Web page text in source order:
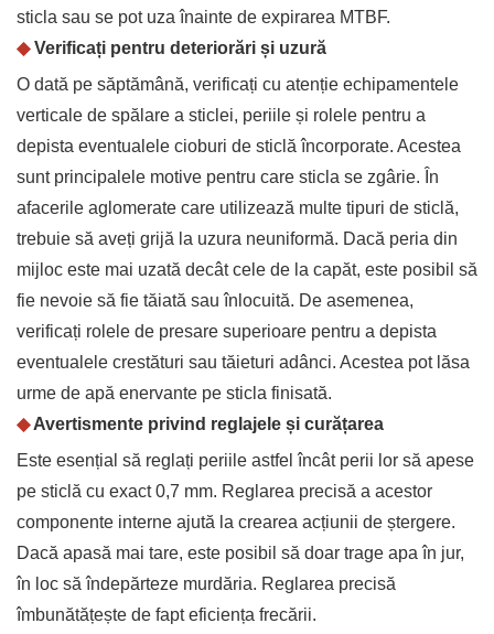
sticla sau se pot uza înainte de expirarea MTBF.
◆Verificați pentru deteriorări și uzură
O dată pe săptămână, verificați cu atenție echipamentele
verticale de spălare a sticlei, periile și rolele pentru a
depista eventualele cioburi de sticlă încorporate. Acestea
sunt principalele motive pentru care sticla se zgârie. În
afacerile aglomerate care utilizează multe tipuri de sticlă,
trebuie să aveți grijă la uzura neuniformă. Dacă peria din
mijloc este mai uzată decât cele de la capăt, este posibil să
fie nevoie să fie tăiată sau înlocuită. De asemenea,
verificați rolele de presare superioare pentru a depista
eventualele crestături sau tăieturi adânci. Acestea pot lăsa
urme de apă enervante pe sticla finisată.
◆Avertismente privind reglajele și curățarea
Este esențial să reglați periile astfel încât perii lor să apese
pe sticlă cu exact 0,7 mm. Reglarea precisă a acestor
componente interne ajută la crearea acțiunii de ștergere.
Dacă apasă mai tare, este posibil să doar trage apa în jur,
în loc să îndepărteze murdăria. Reglarea precisă
îmbunătățește de fapt eficiența frecării.